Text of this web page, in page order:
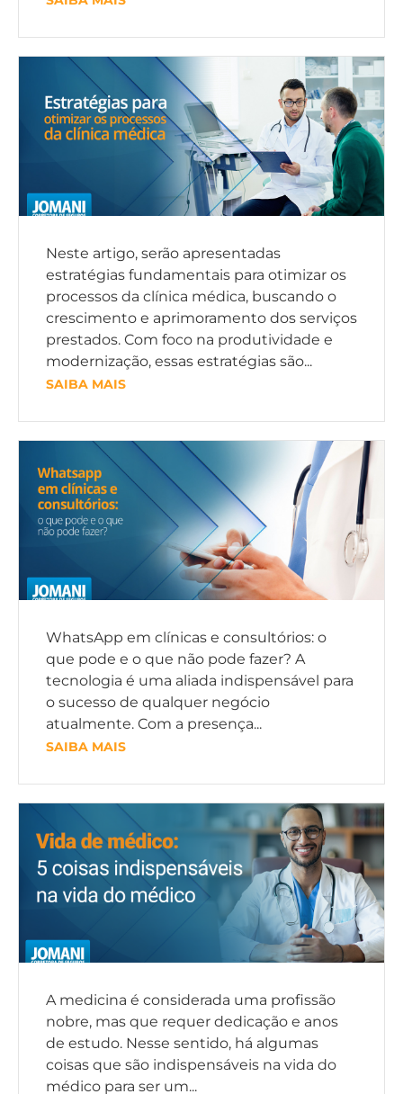
Neste artigo, serão apresentadas
estratégias fundamentais para otimizar os
processos da clínica médica, buscando o
crescimento e aprimoramento dos serviços
prestados. Com foco na produtividade e
modernização, essas estratégias são...
SAIBA MAIS
WhatsApp em clínicas e consultórios: o
que pode e o que não pode fazer? A
tecnologia é uma aliada indispensável para
o sucesso de qualquer negócio
atualmente. Com a presença...
SAIBA MAIS
A medicina é considerada uma profissão
nobre, mas que requer dedicação e anos
de estudo. Nesse sentido, há algumas
coisas que são indispensáveis na vida do
médico para ser um...